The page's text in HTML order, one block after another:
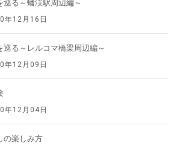
る～蟠渓駅周辺編～
年12月16日
巡る～レルコマ橋梁周辺編～
年12月09日
年12月04日
の楽しみ方